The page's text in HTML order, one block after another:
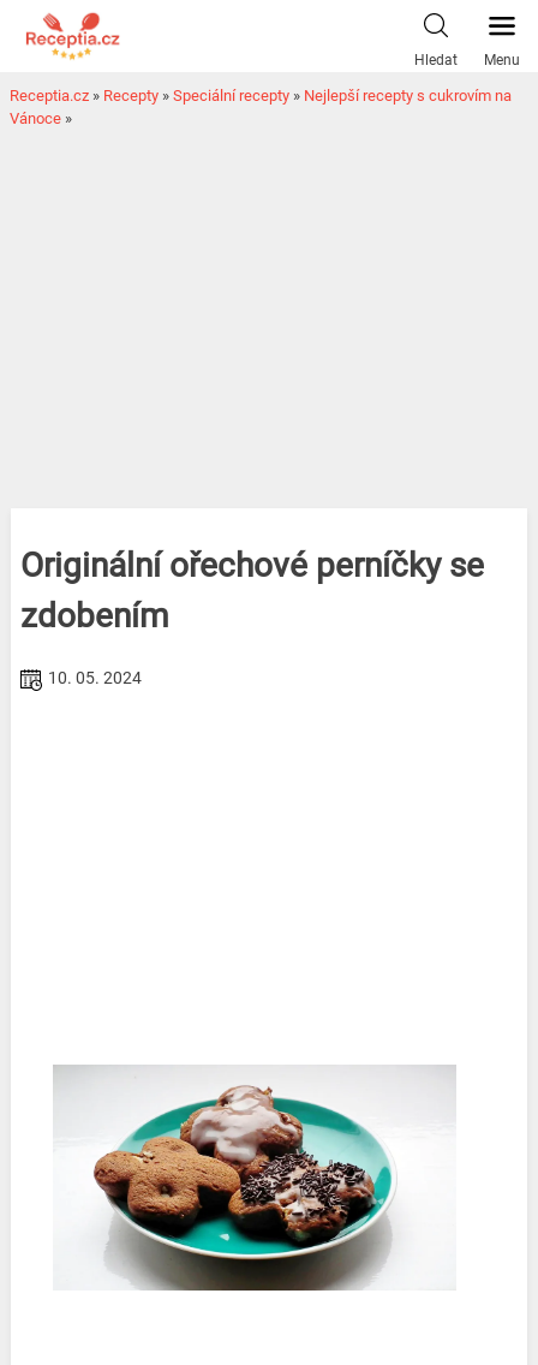
Hledat Menu
Receptia.cz » Recepty » Speciální recepty » Nejlepší recepty s cukrovím na
Vánoce »
Originální ořechové perníčky se
zdobením
10. 05. 2024